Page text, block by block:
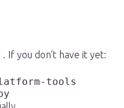
If you don’t have it yet:
tools